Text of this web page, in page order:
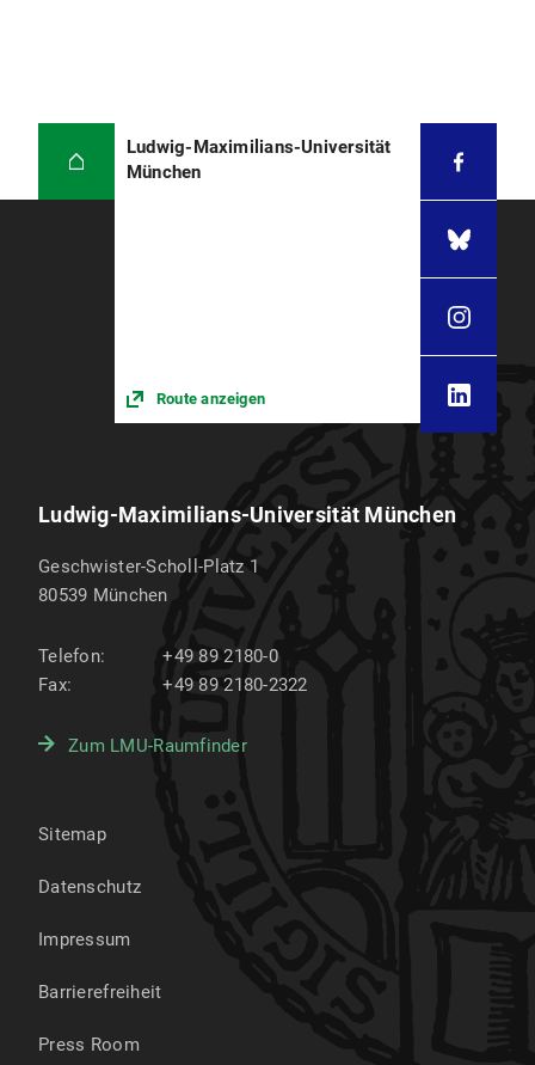
Ludwig-Maximilians-Universität
München
Route anzeigen
Ludwig-Maximilians-Universität München
Geschwister-Scholl-Platz 1
80539 München
Telefon:
+49 89 2180-0
Fax:
+49 89 2180-2322
Zum LMU-Raumfinder
Sitemap
Datenschutz
Impressum
Barrierefreiheit
Press Room